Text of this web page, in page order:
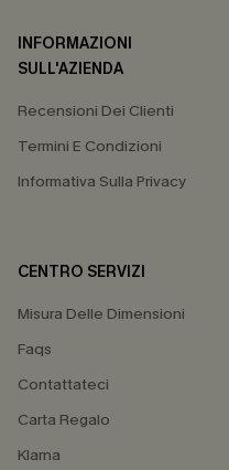
INFORMAZIONI
SULL'AZIENDA
Recensioni Dei Clienti
Termini E Condizioni
Informativa Sulla Privacy
CENTRO SERVIZI
Misura Delle Dimensioni
Faqs
Contattateci
Carta Regalo
Klarna